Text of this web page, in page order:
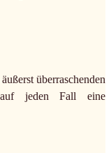
überraschenden
jeden Fall eine